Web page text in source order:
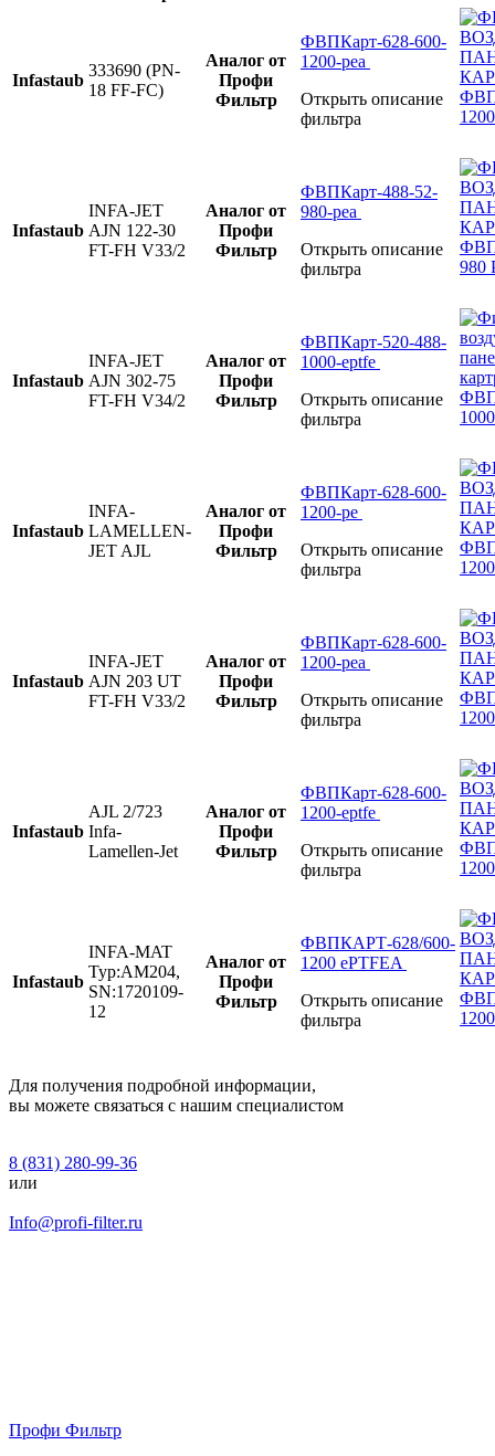
Infastaub
333690 (PN-
18 FF-FC)
Аналог от
Профи
Фильтр
ФВПКарт-628-600-
1200-pea
Открыть описание
фильтра
Infastaub
INFA-JET
AJN 122-30
FT-FH V33/2
Аналог от
Профи
Фильтр
ФВПКарт-488-52-
980-pea
Открыть описание
фильтра
Infastaub
INFA-JET
AJN 302-75
FT-FH V34/2
Аналог от
Профи
Фильтр
ФВПКарт-520-488-
1000-eptfe
Открыть описание
фильтра
Infastaub
INFA-
LAMELLEN-
JET AJL
Аналог от
Профи
Фильтр
ФВПКарт-628-600-
1200-pe
Открыть описание
фильтра
Infastaub
INFA-JET
AJN 203 UT
FT-FH V33/2
Аналог от
Профи
Фильтр
ФВПКарт-628-600-
1200-pea
Открыть описание
фильтра
Infastaub
AJL 2/723
Infa-
Lamellen-Jet
Аналог от
Профи
Фильтр
ФВПКарт-628-600-
1200-eptfe
Открыть описание
фильтра
Infastaub
INFA-MAT
Typ:AM204,
SN:1720109-
12
Аналог от
Профи
Фильтр
ФВПКАРТ-628/600-
1200 eРTFEA
Открыть описание
фильтра
Для получения подробной информации,
вы можете связаться с нашим специалистом
8 (831) 280-99-36
или
Info@profi-filter.ru
Профи Фильтр